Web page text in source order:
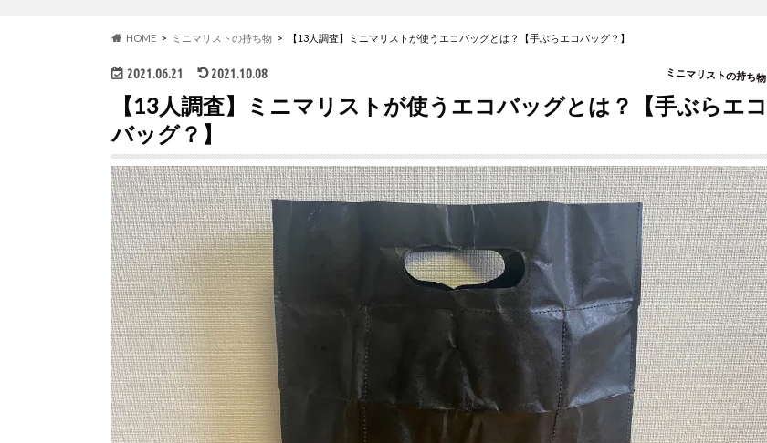
HOME ミニマリストの持ち物 【13人調査】ミニマリストが使うエコバッグとは？【手ぶらエコバッグ？】
2021.06.21 2021.10.08 ミニマリストの持ち物
【13人調査】ミニマリストが使うエコバッグとは？【手ぶらエコ
バッグ？】